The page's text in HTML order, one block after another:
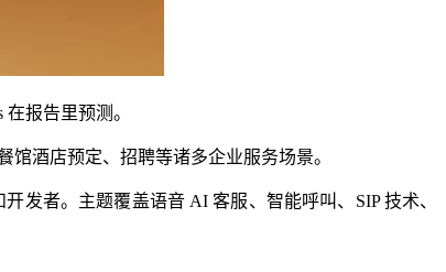
报告里预测。
酒店预定、招聘等诸多企业服务场景。
发者。主题覆盖语音 AI 客服、智能呼叫、SIP 技术、